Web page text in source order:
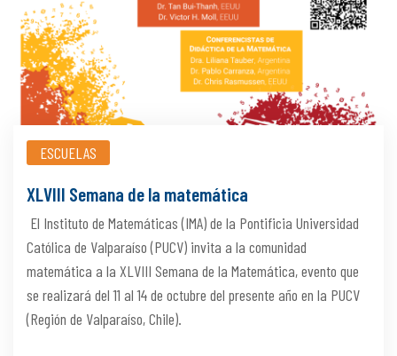
ESCUELAS
XLVIII Semana de la matemática
El Instituto de Matemáticas (IMA) de la Pontificia Universidad
Católica de Valparaíso (PUCV) invita a la comunidad
matemática a la XLVIII Semana de la Matemática, evento que
se realizará del 11 al 14 de octubre del presente año en la PUCV
(Región de Valparaíso, Chile).